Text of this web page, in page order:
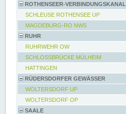
ROTHENSEER-VERBINDUNGSKANAL
SCHLEUSE ROTHENSEE UP
MAGDEBURG-RO NWS
RUHR
RUHRWEHR OW
SCHLOSSBRÜCKE MÜLHEIM
HATTINGEN
RÜDERSDORFER GEWÄSSER
WOLTERSDORF UP
WOLTERSDORF OP
SAALE